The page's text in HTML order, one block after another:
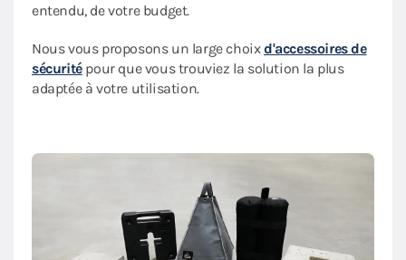
entendu, de votre budget.
Nous vous proposons un large choixd'accessoires de
sécuritépour que vous trouviez la solution la plus
adaptée à votre utilisation.